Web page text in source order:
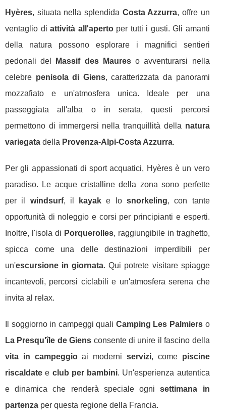
Hyères, situata nella splendida Costa Azzurra, offre un
ventaglio diattività all'apertoper tutti i gusti. Gli amanti
della natura possono esplorare i magnifici sentieri
pedonali del
Massif des Maureso avventurarsi nella
celebre penisola di Giens, caratterizzata da panorami
mozzafiato e un'atmosfera unica. Ideale per una
passeggiata all'alba o in serata, questi percorsi
permettono di immergersi nella tranquillità della natura
variegata della Provenza-Alpi-Costa Azzurra.
Per gli appassionati di sport acquatici, Hyères è un vero
paradiso. Le acque cristalline della zona sono perfette
per il windsurf, il kayak e losnorkeling, con tante
opportunità di noleggio e corsi per principianti e esperti.
Inoltre, l'isola di Porquerolles, raggiungibile in traghetto,
spicca come una delle destinazioni imperdibili per
un'escursione in giornata. Qui potrete visitare spiagge
incantevoli, percorsi ciclabili e un'atmosfera serena che
invita al relax.
Il soggiorno in campeggi quali Camping Les Palmiers o
La Presqu'île de Giens consente di unire il fascino della
vita in campeggioai moderniservizi, come piscine
riscaldate e club per bambini. Un'esperienza autentica
e dinamica che renderà speciale ognisettimana in
partenza per questa regione della Francia.